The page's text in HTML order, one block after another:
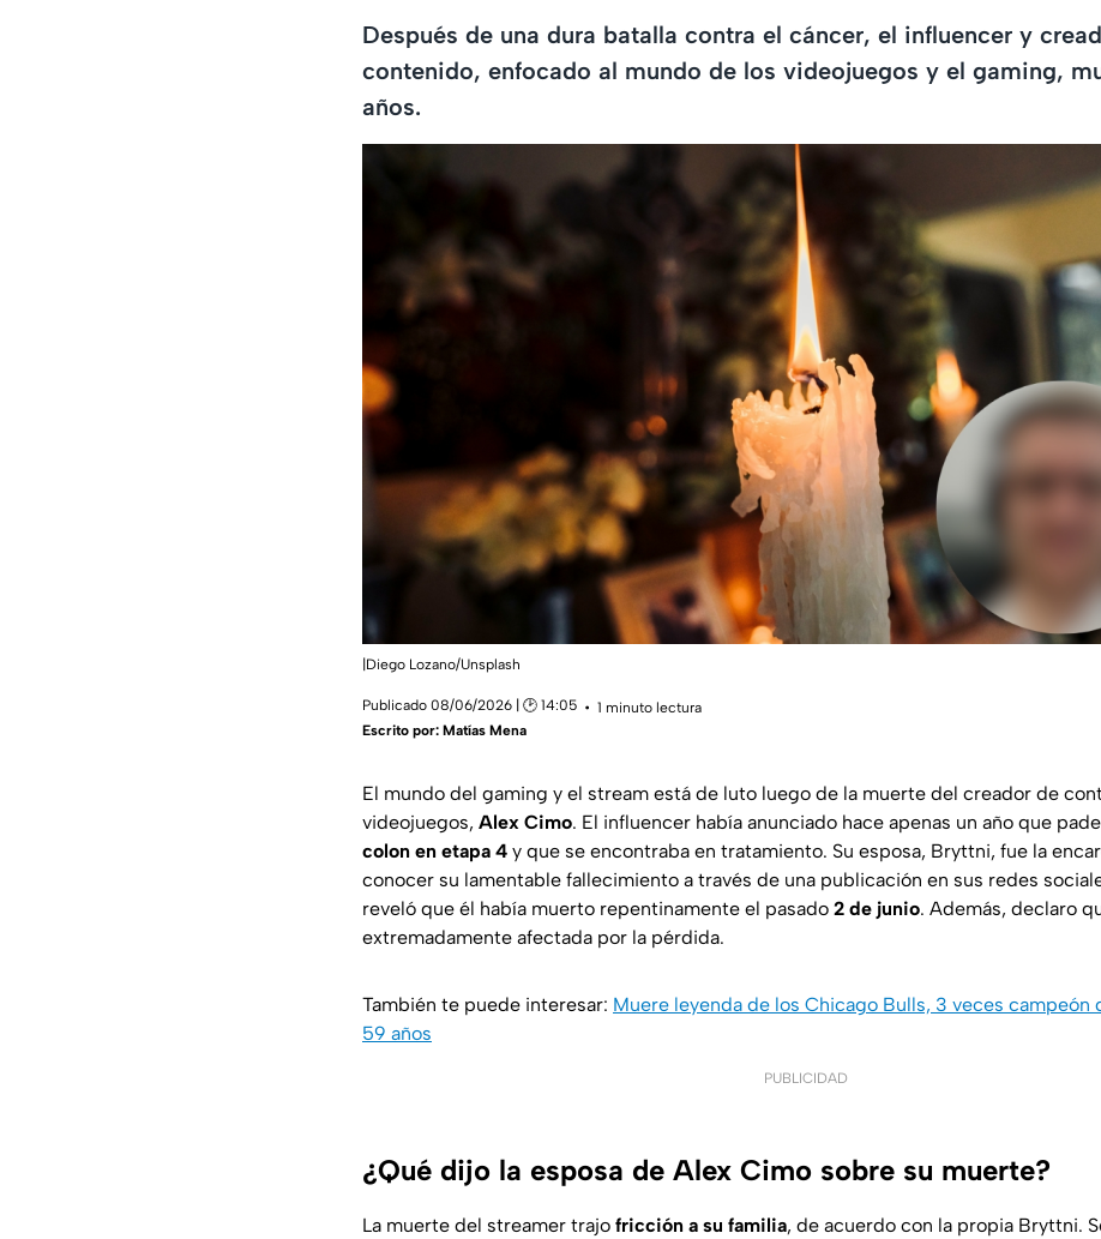
Después de una dura batalla contra el cáncer, el influencer y
contenido, enfocado al mundo de los videojuegos y el gaming,
años.
|Diego Lozano/Unsplash
Publicado 08/06/2026 | 🕑 14:05
1 minuto lectura
Escrito por: Matías Mena
El mundo del gaming y el stream está de luto luego de la muerte del creador de
videojuegos, Alex Cimo. El influencer había anunciado hace apenas un año que
colon en etapa 4 y que se encontraba en tratamiento. Su esposa, Bryttni, fue la
conocer su lamentable fallecimiento a través de una publicación en sus redes
reveló que él había muerto repentinamente el pasado 2 de junio. Además, declaro
extremadamente afectada por la pérdida.
También te puede interesar: Muere leyenda de los Chicago Bulls, 3 veces campeón
59 años
PUBLICIDAD
¿Qué dijo la esposa de Alex Cimo sobre su muerte?
La muerte del streamer trajo fricción a su familia, de acuerdo con la propia Bryttni.